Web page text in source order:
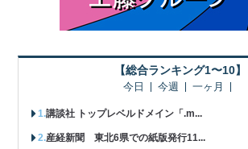
【総合ランキング1〜10】
今日 今週 一ヶ月
講談社 トップレベルドメイン「.m...
産経新聞 東北6県での紙版発行11...